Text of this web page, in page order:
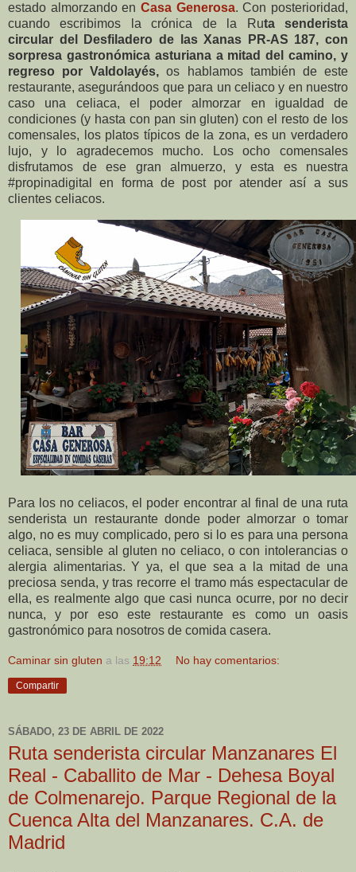
estado almorzando en Casa Generosa. Con posterioridad,
cuando escribimos la crónica de la Ruta senderista
circular del Desfiladero de las Xanas PR-AS 187, con
sorpresa gastronómica asturiana a mitad del camino, y
regreso por Valdolayés,os hablamos también de este
restaurante, asegurándoos que para un celiaco y en nuestro
caso una celiaca, el poder almorzar en igualdad de
condiciones (y hasta con pan sin gluten) con el resto de los
comensales, los platos típicos de la zona, es un verdadero
lujo, y lo agradecemos mucho. Los ocho comensales
disfrutamos de ese gran almuerzo, y esta es nuestra
#propinadigital en forma de post por atender así a sus
clientes celiacos.
Para los no celiacos, el poder encontrar al final de una ruta
senderista un restaurante donde poder almorzar o tomar
algo, no es muy complicado, pero si lo es para una persona
celiaca, sensible al gluten no celiaco, o con intolerancias o
alergia alimentarias. Y ya, el que sea a la mitad de una
preciosa senda, y tras recorre el tramo más espectacular de
ella, es realmente algo que casi nunca ocurre, por no decir
nunca, y por eso este restaurante es como un oasis
gastronómico para nosotros de comida casera.
Caminar sin gluten a las 19:12 No hay comentarios:
Compartir
SÁBADO, 23 DE ABRIL DE 2022
Ruta senderista circular Manzanares El
Real - Caballito de Mar - Dehesa Boyal
de Colmenarejo. Parque Regional de la
Cuenca Alta del Manzanares. C.A. de
Madrid